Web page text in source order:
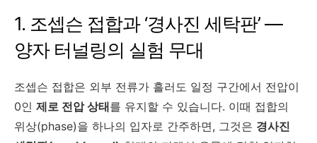
1. 조셉슨 접합과 ‘경사진 세탁판’ —
양자 터널링의 실험 무대
조셉슨 접합은 외부 전류가 흘러도 일정 구간에서 전압이
0인 제로 전압 상태를 유지할 수 있습니다. 이때 접합의
위상(phase)을 하나의 입자로 간주하면, 그것은 경사진